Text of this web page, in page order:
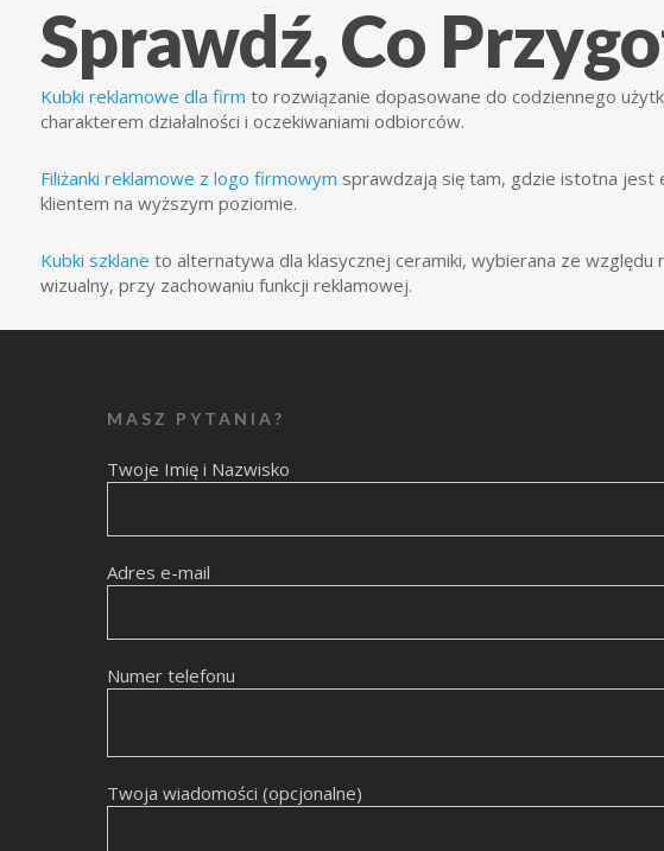
Sprawdź, Co
Kubki reklamowe dla firm to rozwiązanie dopasowane do codziennego
charakterem działalności i oczekiwaniami odbiorców.
Filiżanki reklamowe z logo firmowym sprawdzają się tam, gdzie istotna jest
klientem na wyższym poziomie.
Kubki szklane to alternatywa dla klasycznej ceramiki, wybierana ze
wizualny, przy zachowaniu funkcji reklamowej.
MASZ PYTANIA?
Twoje Imię i Nazwisko
Adres e-mail
Numer telefonu
Twoja wiadomości (opcjonalne)